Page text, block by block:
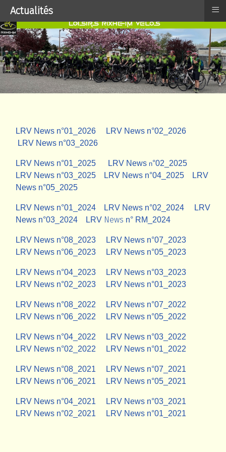
LRV News n°01_2026
LRV News n°02_2026
LRV News n°03_2026
LRV News n°01_2025 LRV News n°02_2025
LRV News n°03_2025 LRV News n°04_2025
LRV
News n°05_2025
LRV News n°01_2024 LRV News n°02_2024
LRV
News n°03_2024
LRV News n° RM_2024
LRV News n°08_2023
LRV News n°07_2023
LRV News n°06_2023
LRV News n°05_2023
LRV News n°04_2023
LRV News n°03_2023
LRV News n°02_2023
LRV News n°01_2023
LRV News n°08_2022
LRV News n°07_2022
LRV News n°06_2022
LRV News n°05_2022
LRV News n°04_2022
LRV News n°03_2022
LRV News n°02_2022
LRV News n°01_2022
LRV News n°08_2021
LRV News n°07_2021
LRV News n°06_2021
LRV News n°05_2021
LRV News n°04_2021
LRV News n°03_2021
LRV News n°02_2021
LRV News n°01_2021
Actualités ≡